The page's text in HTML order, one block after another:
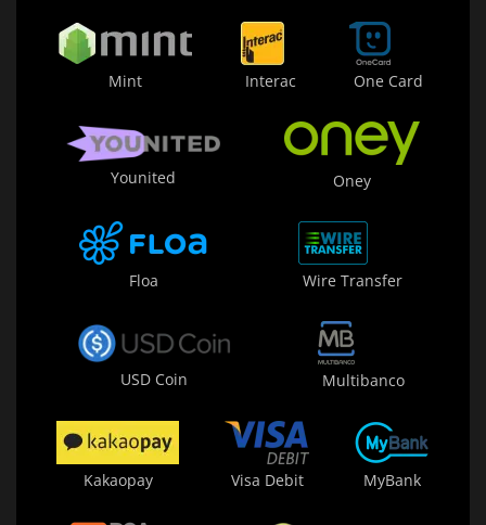
Mint Interac One Card
Younited Oney
Floa Wire Transfer
USD Coin Multibanco
Kakaopay Visa Debit MyBank